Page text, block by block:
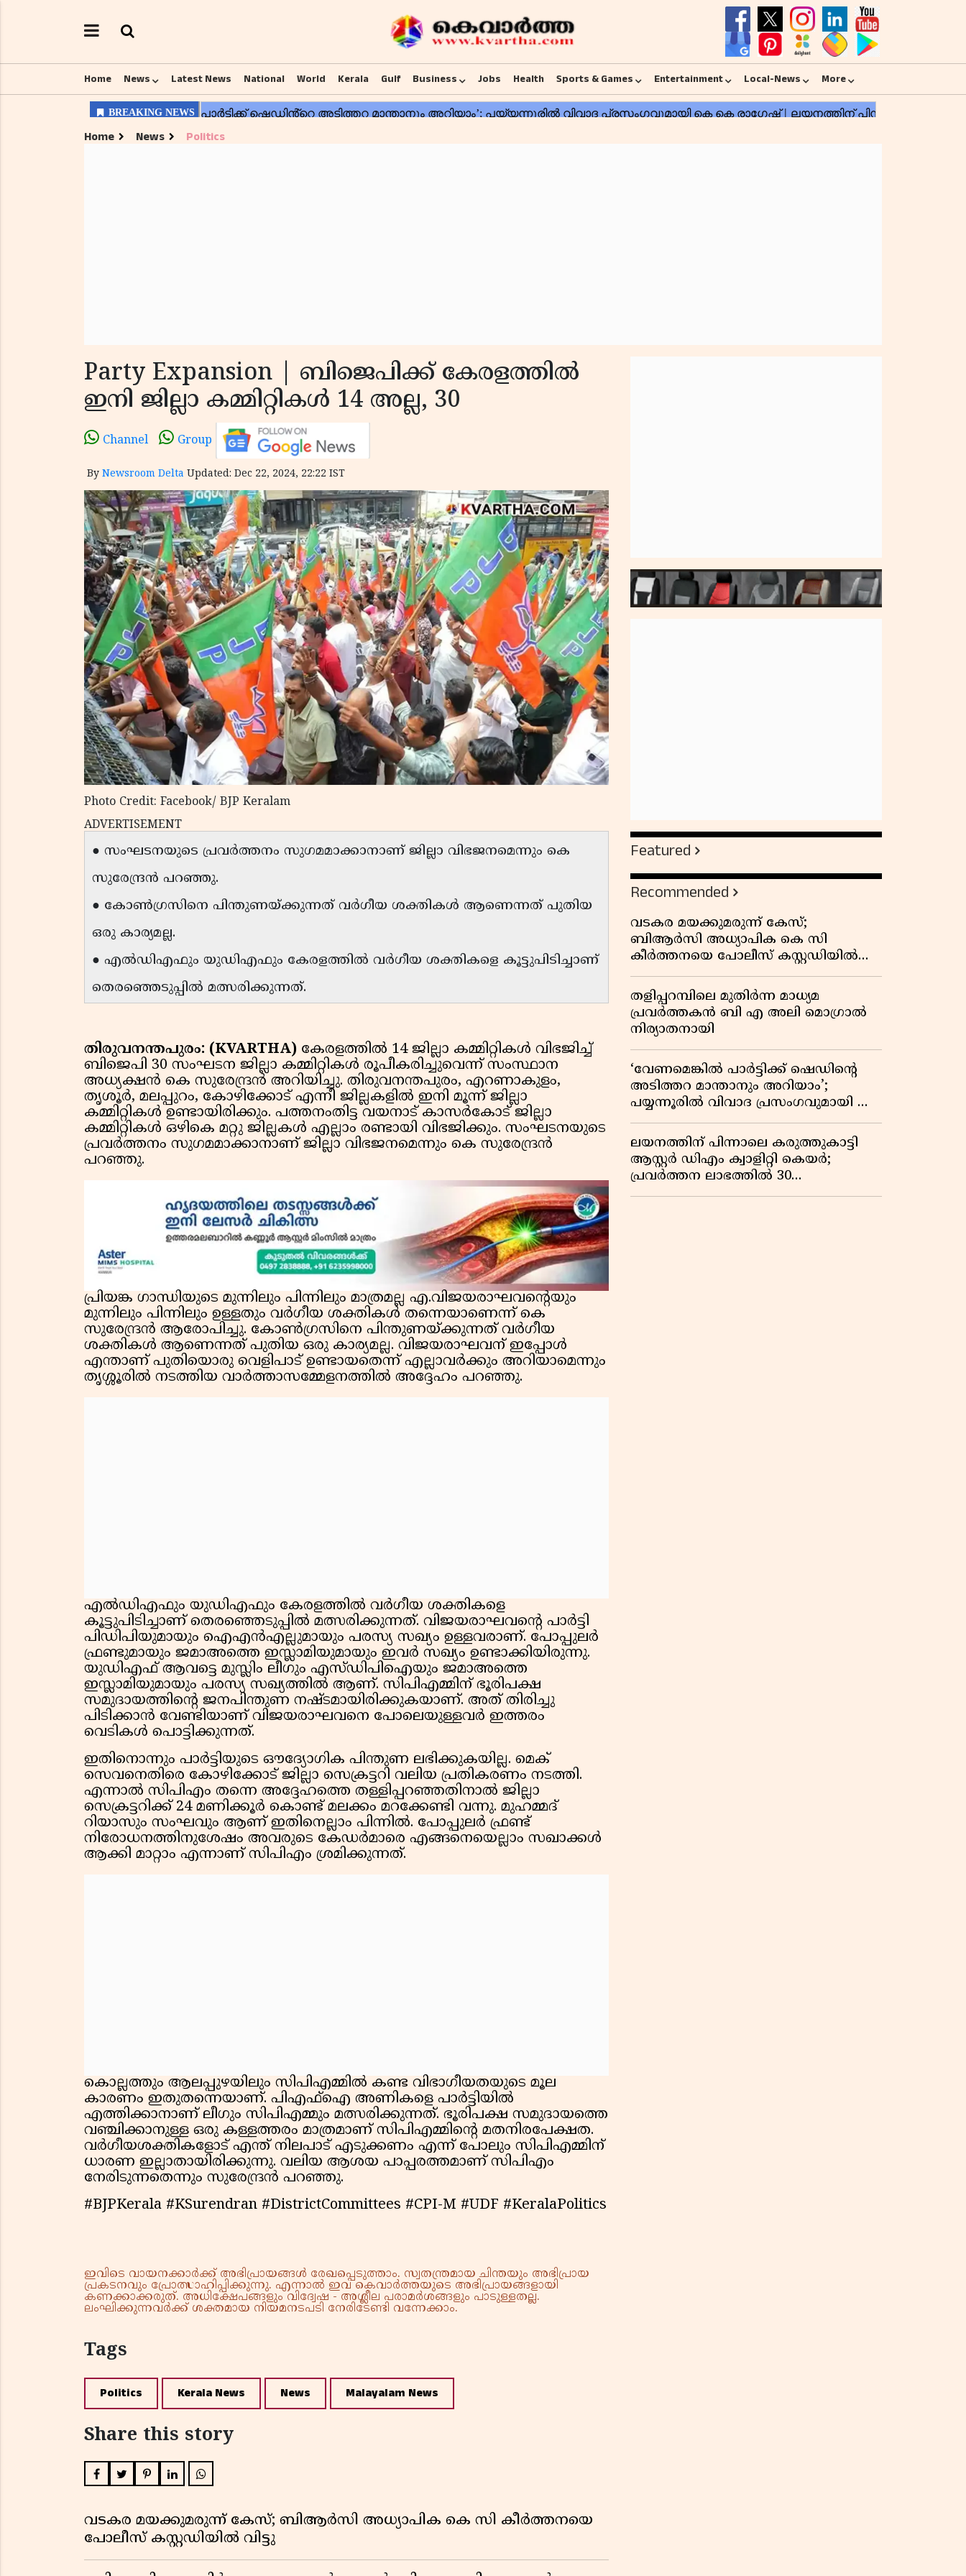
Home News Latest News National World Kerala Gulf Business Jobs Health Sports & Games Entertainment Local-News More
Home News Politics
Party Expansion | ബിജെപിക്ക് കേരളത്തിൽ
ഇനി ജില്ലാ കമ്മിറ്റികൾ 14 അല്ല, 30
Channel Group
By Newsroom Delta Updated: Dec 22, 2024, 22:22 IST
Photo Credit: Facebook/ BJP Keralam
ADVERTISEMENT
● സംഘടനയുടെ പ്രവർത്തനം സുഗമമാക്കാനാണ് ജില്ലാ വിഭജനമെന്നും കെ
സുരേന്ദ്രൻ പറഞ്ഞു.
● കോൺഗ്രസിനെ പിന്തുണയ്ക്കുന്നത് വർഗീയ ശക്തികൾ ആണെന്നത് പുതിയ
ഒരു കാര്യമല്ല.
● എൽഡിഎഫും യുഡിഎഫും കേരളത്തിൽ വർഗീയ ശക്തികളെ കൂട്ടുപിടിച്ചാണ്
തെരഞ്ഞെടുപ്പിൽ മത്സരിക്കുന്നത്.
തിരുവനന്തപുരം: (KVARTHA) കേരളത്തിൽ 14 ജില്ലാ കമ്മിറ്റികൾ വിഭജിച്ച്
ബിജെപി 30 സംഘടന ജില്ലാ കമ്മിറ്റികൾ രൂപീകരിച്ചുവെന്ന് സംസ്ഥാന
അധ്യക്ഷൻ കെ സുരേന്ദ്രൻ അറിയിച്ചു. തിരുവനന്തപുരം, എറണാകുളം,
തൃശൂർ, മലപ്പുറം, കോഴിക്കോട് എന്നീ ജില്ലകളിൽ ഇനി മൂന്ന് ജില്ലാ
കമ്മിറ്റികൾ ഉണ്ടായിരിക്കും. പത്തനംതിട്ട വയനാട് കാസർകോട് ജില്ലാ
കമ്മിറ്റികൾ ഒഴികെ മറ്റു ജില്ലകൾ എല്ലാം രണ്ടായി വിഭജിക്കും. സംഘടനയുടെ
പ്രവർത്തനം സുഗമമാക്കാനാണ് ജില്ലാ വിഭജനമെന്നും കെ സുരേന്ദ്രൻ
പറഞ്ഞു.
പ്രിയങ്ക ഗാന്ധിയുടെ മുന്നിലും പിന്നിലും മാത്രമല്ല എ.വിജയരാഘവന്റെയും
മുന്നിലും പിന്നിലും ഉള്ളതും വർഗീയ ശക്തികൾ തന്നെയാണെന്ന് കെ
സുരേന്ദ്രൻ ആരോപിച്ചു. കോൺഗ്രസിനെ പിന്തുണയ്ക്കുന്നത് വർഗീയ
ശക്തികൾ ആണെന്നത് പുതിയ ഒരു കാര്യമല്ല. വിജയരാഘവന് ഇപ്പോൾ
എന്താണ് പുതിയൊരു വെളിപാട് ഉണ്ടായതെന്ന് എല്ലാവർക്കും അറിയാമെന്നും
തൃശ്ശൂരിൽ നടത്തിയ വാർത്താസമ്മേളനത്തിൽ അദ്ദേഹം പറഞ്ഞു.
എൽഡിഎഫും യുഡിഎഫും കേരളത്തിൽ വർഗീയ ശക്തികളെ
കൂട്ടുപിടിച്ചാണ് തെരഞ്ഞെടുപ്പിൽ മത്സരിക്കുന്നത്. വിജയരാഘവന്റെ പാർട്ടി
പിഡിപിയുമായും ഐഎൻഎല്ലുമായും പരസ്യ സഖ്യം ഉള്ളവരാണ്. പോപ്പുലർ
ഫ്രണ്ടുമായും ജമാഅത്തെ ഇസ്ലാമിയുമായും ഇവർ സഖ്യം ഉണ്ടാക്കിയിരുന്നു.
യുഡിഎഫ് ആവട്ടെ മുസ്ലിം ലീഗും എസ്ഡിപിഐയും ജമാഅത്തെ
ഇസ്ലാമിയുമായും പരസ്യ സഖ്യത്തിൽ ആണ്. സിപിഎമ്മിന് ഭൂരിപക്ഷ
സമുദായത്തിന്റെ ജനപിന്തുണ നഷ്ടമായിരിക്കുകയാണ്. അത് തിരിച്ചു
പിടിക്കാൻ വേണ്ടിയാണ് വിജയരാഘവനെ പോലെയുള്ളവർ ഇത്തരം
വെടികൾ പൊട്ടിക്കുന്നത്.
ഇതിനൊന്നും പാർട്ടിയുടെ ഔദ്യോഗിക പിന്തുണ ലഭിക്കുകയില്ല. മെക്
സെവനെതിരെ കോഴിക്കോട് ജില്ലാ സെക്രട്ടറി വലിയ പ്രതികരണം നടത്തി.
എന്നാൽ സിപിഎം തന്നെ അദ്ദേഹത്തെ തള്ളിപ്പറഞ്ഞതിനാൽ ജില്ലാ
സെക്രട്ടറിക്ക് 24 മണിക്കൂർ കൊണ്ട് മലക്കം മറക്കേണ്ടി വന്നു. മുഹമ്മദ്
റിയാസും സംഘവും ആണ് ഇതിനെല്ലാം പിന്നിൽ. പോപ്പുലർ ഫ്രണ്ട്
നിരോധനത്തിനുശേഷം അവരുടെ കേഡർമാരെ എങ്ങനെയെല്ലാം സഖാക്കൾ
ആക്കി മാറ്റാം എന്നാണ് സിപിഎം ശ്രമിക്കുന്നത്.
കൊല്ലത്തും ആലപ്പുഴയിലും സിപിഎമ്മിൽ കണ്ട വിഭാഗീയതയുടെ മൂല
കാരണം ഇതുതന്നെയാണ്. പിഎഫ്ഐ അണികളെ പാർട്ടിയിൽ
എത്തിക്കാനാണ് ലീഗും സിപിഎമ്മും മത്സരിക്കുന്നത്. ഭൂരിപക്ഷ സമുദായത്തെ
വഞ്ചിക്കാനുള്ള ഒരു കള്ളത്തരം മാത്രമാണ് സിപിഎമ്മിന്റെ മതനിരപേക്ഷത.
വർഗീയശക്തികളോട് എന്ത് നിലപാട് എടുക്കണം എന്ന് പോലും സിപിഎമ്മിന്
ധാരണ ഇല്ലാതായിരിക്കുന്നു. വലിയ ആശയ പാപ്പരത്തമാണ് സിപിഎം
നേരിടുന്നതെന്നും സുരേന്ദ്രൻ പറഞ്ഞു.
#BJPKerala #KSurendran #DistrictCommittees #CPI-M #UDF #KeralaPolitics
ഇവിടെ വായനക്കാർക്ക് അഭിപ്രായങ്ങൾ രേഖപ്പെടുത്താം. സ്വതന്ത്രമായ ചിന്തയും അഭിപ്രായ
പ്രകടനവും പ്രോത്സാഹിപ്പിക്കുന്നു. എന്നാൽ ഇവ കെവാർത്തയുടെ അഭിപ്രായങ്ങളായി
കണക്കാക്കരുത്. അധിക്ഷേപങ്ങളും വിദ്വേഷ - അശ്ലീല പരാമർശങ്ങളും പാടുള്ളതല്ല.
ലംഘിക്കുന്നവർക്ക് ശക്തമായ നിയമനടപടി നേരിടേണ്ടി വന്നേക്കാം.
Tags
Politics Kerala News News Malayalam News
Share this story
വടകര മയക്കുമരുന്ന് കേസ്; ബിആർസി അധ്യാപിക കെ സി കീർത്തനയെ
പോലീസ് കസ്റ്റഡിയിൽ വിട്ടു
Featured
Recommended
വടകര മയക്കുമരുന്ന് കേസ്;
ബിആർസി അധ്യാപിക കെ സി
കീർത്തനയെ പോലീസ് കസ്റ്റഡിയിൽ
വിട്ടു
തളിപ്പറമ്പിലെ മുതിർന്ന മാധ്യമ
പ്രവർത്തകൻ ബി എ അലി മൊഗ്രാൽ
നിര്യാതനായി
‘വേണമെങ്കിൽ പാർട്ടിക്ക് ഷെഡിൻ്റെ
അടിത്തറ മാന്താനും അറിയാം’;
പയ്യന്നൂരിൽ വിവാദ പ്രസംഗവുമായി കെ
കെ രാഗേഷ്
ലയനത്തിന് പിന്നാലെ കരുത്തുകാട്ടി
ആസ്റ്റർ ഡിഎം ക്വാളിറ്റി കെയർ;
പ്രവർത്തന ലാഭത്തിൽ 30
ശതമാനത്തിൻ്റെ വളർച്ച,